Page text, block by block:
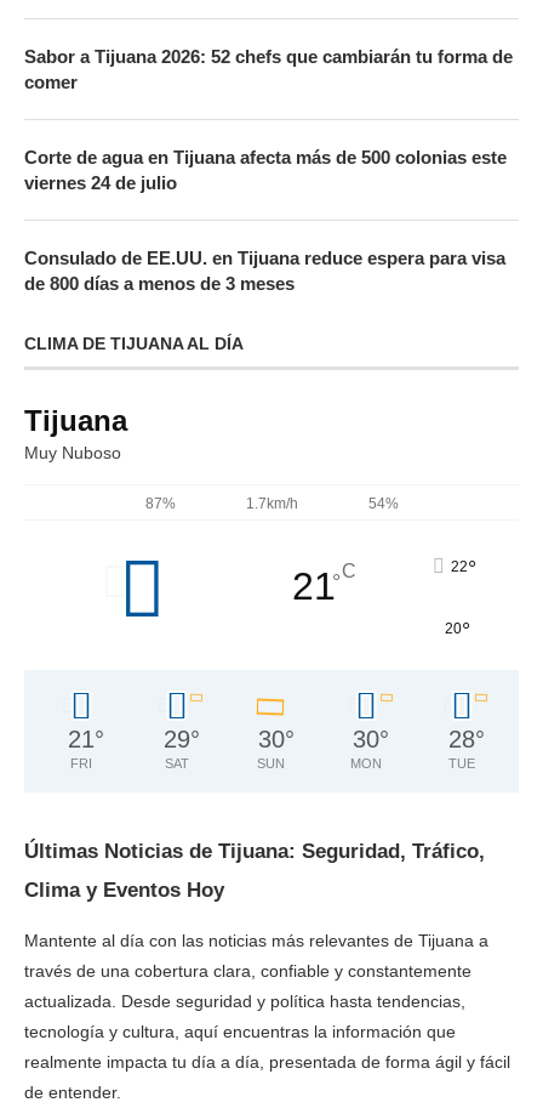
Sabor a Tijuana 2026: 52 chefs que cambiarán tu forma de
comer
Corte de agua en Tijuana afecta más de 500 colonias este
viernes 24 de julio
Consulado de EE.UU. en Tijuana reduce espera para visa
de 800 días a menos de 3 meses
CLIMA DE TIJUANA AL DÍA
Tijuana
Muy Nuboso
87% 1.7km/h 54%
21°C 22°
20°
21°
FRI
29°
SAT
30°
SUN
30°
MON
28°
TUE
Últimas Noticias de Tijuana: Seguridad, Tráfico,
Clima y Eventos Hoy
Mantente al día con las noticias más relevantes de Tijuana a
través de una cobertura clara, confiable y constantemente
actualizada. Desde seguridad y política hasta tendencias,
tecnología y cultura, aquí encuentras la información que
realmente impacta tu día a día, presentada de forma ágil y fácil
de entender.